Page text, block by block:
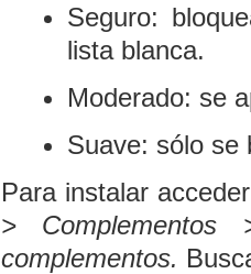
Seguro:
lista blanca.
Moderado: se
Suave: sólo se
Para instalar
>
complementos.